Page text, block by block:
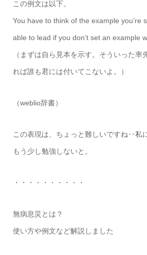
この例文は以下。
You have to think of the example you’re
able to lead if you don’t set an example
（まずは自ら見本を示す。そういった率
れば誰も君には付いてこないよ。）
（weblio辞書）
この表現は、ちょっと難しいですね‥私
もう少し勉強しないと。
・・・・・・・・・・
無病息災とは？
使い方や例文など解説しました